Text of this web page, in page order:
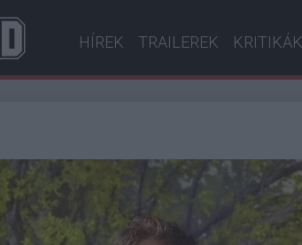
HÍREK TRAILEREK KRITIKÁK